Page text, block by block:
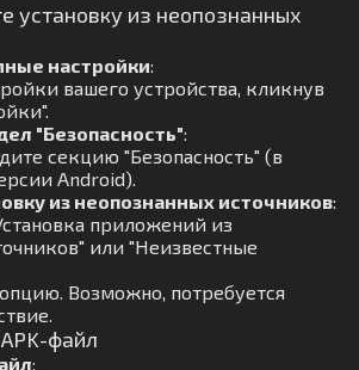
установку из неопознанных
настройки:
вашего устройства, кликнув
"Безопасность":
секцию "Безопасность" (в
Android).
из неопознанных источников:
приложений из
или "Неизвестные
Возможно, потребуется
файл
: